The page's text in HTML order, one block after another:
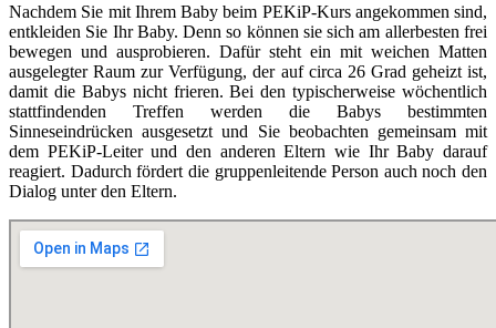
Nachdem Sie mit Ihrem Baby beim PEKiP-Kurs angekommen sind,
entkleiden Sie Ihr Baby. Denn so können sie sich am allerbesten frei
bewegen und ausprobieren. Dafür steht ein mit weichen Matten
ausgelegter Raum zur Verfügung, der auf circa 26 Grad geheizt ist,
damit die Babys nicht frieren. Bei den typischerweise wöchentlich
stattfindenden Treffen werden die Babys bestimmten
Sinneseindrücken ausgesetzt und Sie beobachten gemeinsam mit
dem PEKiP-Leiter und den anderen Eltern wie Ihr Baby darauf
reagiert. Dadurch fördert die gruppenleitende Person auch noch den
Dialog unter den Eltern.